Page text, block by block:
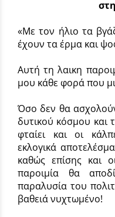
«Με τον ήλιο τα
έχουν τα έρμα και
Αυτή τη λαικη
μου κάθε φορά που
Όσο δεν θα
δυτικού κόσμου και
φταίει και οι
εκλογικά
καθώς επίσης και
παροιμία θα
παραλυσία του
βαθειά νυχτωμένο!